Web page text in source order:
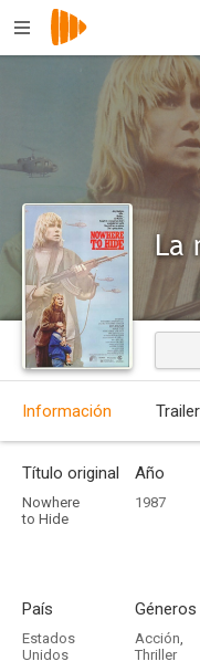
La
Información
Título original
Nowhere
to Hide
Año
1987
País
Estados
Unidos
Géneros
Acción,
Thriller